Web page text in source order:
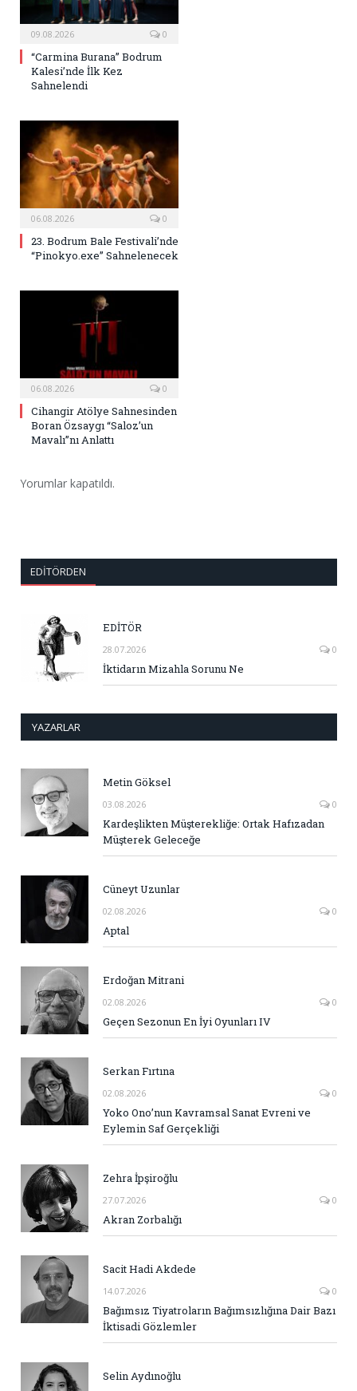
09.08.2026 0
“Carmina Burana” Bodrum
Kalesi’nde İlk Kez
Sahnelendi
06.08.2026 0
23. Bodrum Bale Festivali’nde
“Pinokyo.exe” Sahnelenecek
06.08.2026 0
Cihangir Atölye Sahnesinden
Boran Özsaygı “Saloz’un
Mavalı”nı Anlattı
Yorumlar kapatıldı.
EDITÖRDEN
EDİTÖR
28.07.2026 0
İktidarın Mizahla Sorunu Ne
YAZARLAR
Metin Göksel
03.08.2026 0
Kardeşlikten Müşterekliğe: Ortak Hafızadan
Müşterek Geleceğe
Cüneyt Uzunlar
02.08.2026 0
Aptal
Erdoğan Mitrani
02.08.2026 0
Geçen Sezonun En İyi Oyunları IV
Serkan Fırtına
02.08.2026 0
Yoko Ono’nun Kavramsal Sanat Evreni ve
Eylemin Saf Gerçekliği
Zehra İpşiroğlu
27.07.2026 0
Akran Zorbalığı
Sacit Hadi Akdede
14.07.2026 0
Bağımsız Tiyatroların Bağımsızlığına Dair Bazı
İktisadi Gözlemler
Selin Aydınoğlu